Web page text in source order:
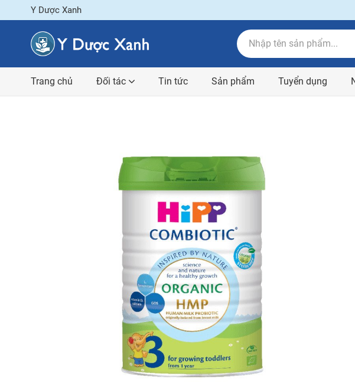
Y Dược Xanh
Trang chủ Đối tác Tin tức Sản phẩm Tuyển dụng